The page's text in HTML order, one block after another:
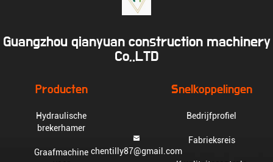
Guangzhou qianyuan construction machinery
Co,.LTD
Producten
Hydraulische
brekerhamer
Graafmachine chentilly87@gmail.com
Snelkoppelingen
Bedrijfprofiel
Fabrieksreis